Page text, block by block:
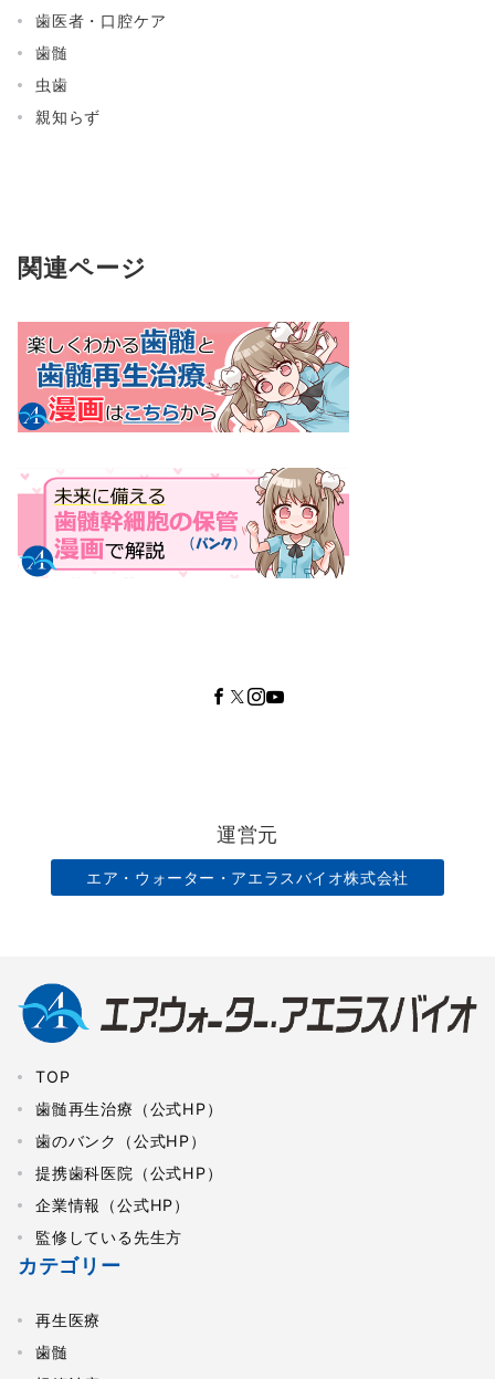
歯医者・口腔ケア
歯髄
虫歯
親知らず
関連ページ
運営元
エア・ウォーター・アエラスバイオ株式会社
TOP
歯髄再生治療（公式HP）
歯のバンク（公式HP）
提携歯科医院（公式HP）
企業情報（公式HP）
監修している先生方
カテゴリー
再生医療
歯髄